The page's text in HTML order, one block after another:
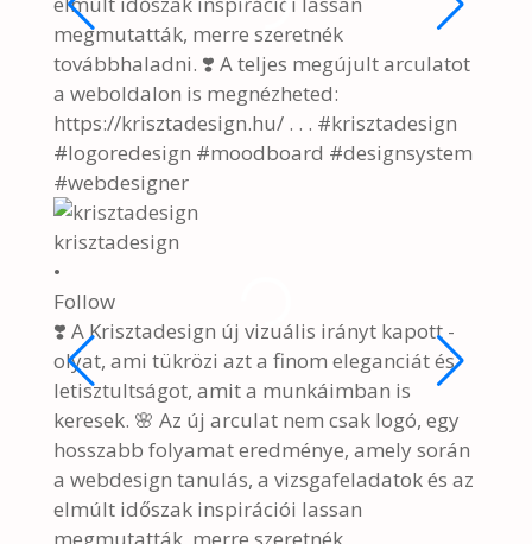
krisztadesign
•
Follow
❣️ A Krisztadesign új vizuális irányt kapott -
olyat, ami tükrözi azt a finom eleganciát és
letisztultságot, amit a munkáimban is
keresek. 🌸 Az új arculat nem csak logó, egy
hosszabb folyamat eredménye, amely során
a webdesign tanulás, a vizsgafeladatok és az
elmúlt időszak inspirációi lassan